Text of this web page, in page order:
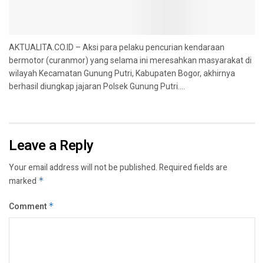
AKTUALITA.CO.ID – Aksi para pelaku pencurian kendaraan
bermotor (curanmor) yang selama ini meresahkan masyarakat di
wilayah Kecamatan Gunung Putri, Kabupaten Bogor, akhirnya
berhasil diungkap jajaran Polsek Gunung Putri....
Leave a Reply
Your email address will not be published.Required fields are
marked *
Comment *